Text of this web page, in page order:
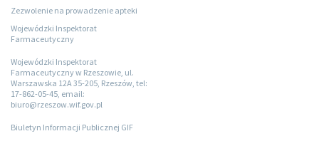
Zezwolenie na prowadzenie apteki
Wojewódzki Inspektorat
Farmaceutyczny
Wojewódzki Inspektorat
Farmaceutyczny w Rzeszowie, ul.
Warszawska 12A 35-205, Rzeszów, tel:
17-862-05-45, email:
biuro@rzeszow.wif.gov.pl
Biuletyn Informacji Publicznej GIF